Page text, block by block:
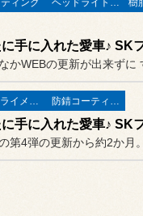
ィング ヘッドライトコーティング
4輪アライメント 防錆コーティング
第4弾の更新から約2か月